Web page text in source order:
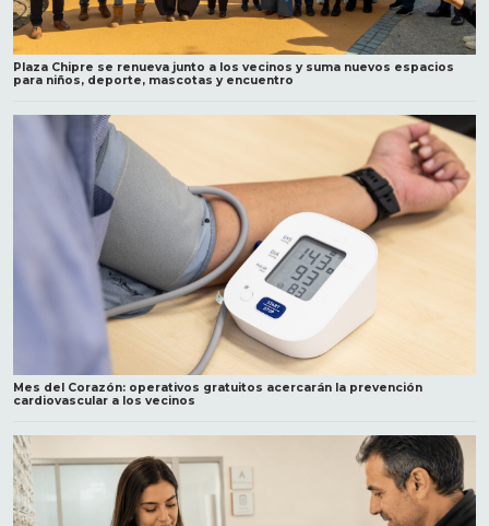
Plaza Chipre se renueva junto a los vecinos y suma nuevos espacios
para niños, deporte, mascotas y encuentro
Mes del Corazón: operativos gratuitos acercarán la prevención
cardiovascular a los vecinos